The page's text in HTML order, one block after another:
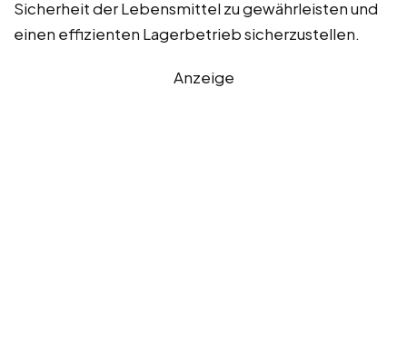
Sicherheit der Lebensmittel zu gewährleisten und
einen effizienten Lagerbetrieb sicherzustellen.
Anzeige